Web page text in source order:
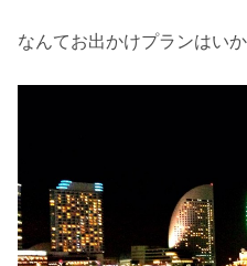
なんてお出かけプランはい